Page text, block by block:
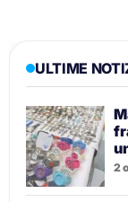
ULTIME
2